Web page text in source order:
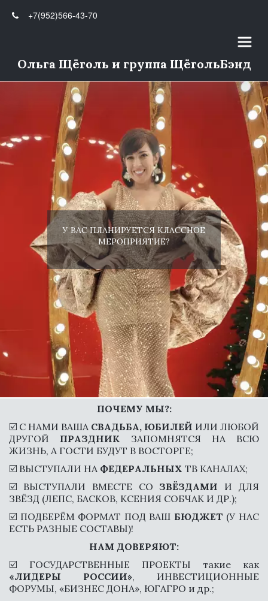
+7(952)566-43-70
Ольга Щёголь и группа ЩёгольБэнд
У ВАС ПЛАНИРУЕТСЯ КЛАССНОЕ
МЕРОПРИЯТИЕ?
С НАМИ БУДЕТ МНОГО ТАНЦЕВ И
ПОЧЕМУ МЫ?:
☑️ С НАМИ ВАША СВАДЬБА, ЮБИЛЕЙ ИЛИ ЛЮБОЙ
ДРУГОЙ ПРАЗДНИК ЗАПОМНЯТСЯ НА ВСЮ
ЖИЗНЬ, А ГОСТИ БУДУТ В ВОСТОРГЕ;
☑️ ВЫСТУПАЛИ НА ФЕДЕРАЛЬНЫХ ТВ КАНАЛАХ;
☑️ ВЫСТУПАЛИ ВМЕСТЕ СОЗВЁЗДАМИ И ДЛЯ
ЗВЁЗД (ЛЕПС, БАСКОВ, КСЕНИЯ СОБЧАК И ДР.);
☑️ ПОДБЕРЁМ ФОРМАТ ПОД ВАШ БЮДЖЕТ (У НАС
ЕСТЬ РАЗНЫЕ СОСТАВЫ)!
НАМ ДОВЕРЯЮТ:
☑️ ГОСУДАРСТВЕННЫЕ ПРОЕКТЫ такие как
«ЛИДЕРЫ РОССИИ», ИНВЕСТИЦИОННЫЕ
ФОРУМЫ, «БИЗНЕС ДОНА», ЮГАГРО и др.;